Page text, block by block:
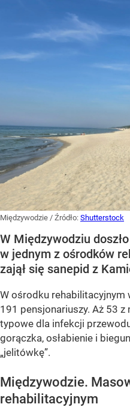
Międzywodzie / Źródło: Shutterstock
W Międzywodziu
w jednym z ośrodków
zajął się sanepid z
W ośrodku rehabilitacyjnym
191 pensjonariuszy. Aż 53 z
typowe dla infekcji
gorączka, osłabienie i
„jelitówkę”.
Międzywodzie.
rehabilitacyjnym